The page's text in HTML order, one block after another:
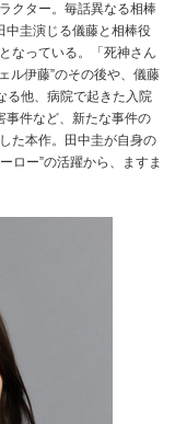
クター。毎話異なる相棒
中圭演じる儀藤と相棒役
なっている。「死神さん
ル伊藤”のその後や、儀藤
る他、病院で起きた入院
事件など、新たな事件の
た本作。田中圭が自身の
ロー”の活躍から、ますま